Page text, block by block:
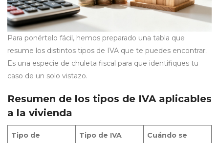
Para ponértelo fácil, hemos preparado una tabla que
resume los distintos tipos de IVA que te puedes encontrar.
Es una especie de chuleta fiscal para que identifiques tu
caso de un solo vistazo.
Resumen de los tipos de IVA aplicables
a la vivienda
Tipo de
Tipo de IVA
Cuándo se